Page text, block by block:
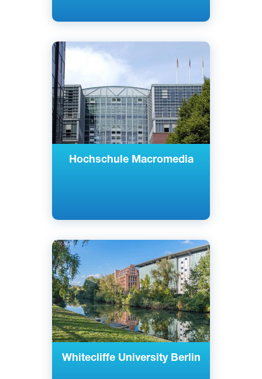
Hochschule Macromedia
Английский
Немецкий
Берлин, Мюнхен, Германия
Частный
Whitecliffe University Berlin
Английский
Берлин, Германия
Частный